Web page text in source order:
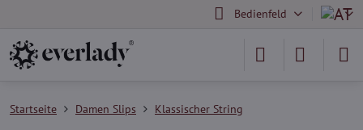
Bedienfeld
Startseite Damen Slips Klassischer String